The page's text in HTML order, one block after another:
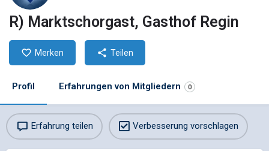
R) Marktschorgast, Gasthof Regin
Merken Teilen
Profil Erfahrungen von Mitgliedern 0
Erfahrung teilen Verbesserung vorschlagen